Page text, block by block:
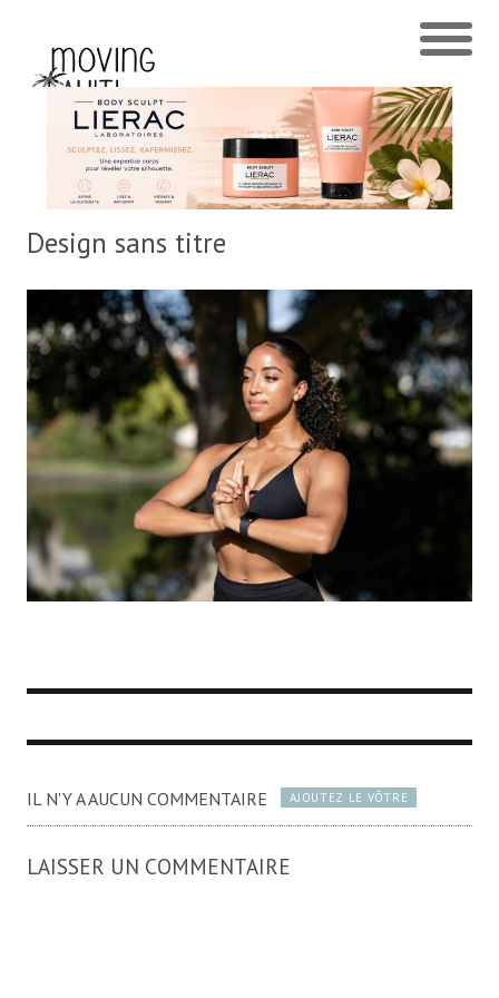
Design sans titre
IL N'Y A AUCUN COMMENTAIRE AJOUTEZ LE VÔTRE
LAISSER UN COMMENTAIRE